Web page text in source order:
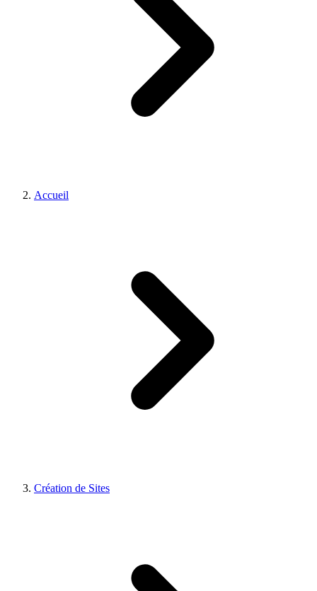
Accueil
Création de Sites